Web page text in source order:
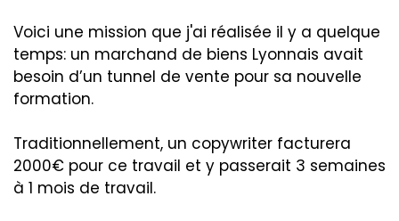
Voici une mission que j'ai réalisée il y a quelque
temps: un marchand de biens Lyonnais avait
besoin d’un tunnel de vente pour sa nouvelle
formation.
Traditionnellement, un copywriter facturera
2000€ pour ce travail et y passerait 3 semaines
à 1 mois de travail.